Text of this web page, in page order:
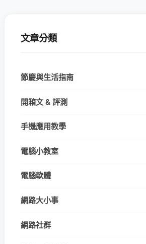
文章分類
節慶與生活指南
開箱文 & 評測
手機應用教學
電腦小教室
電腦軟體
網路大小事
網路社群